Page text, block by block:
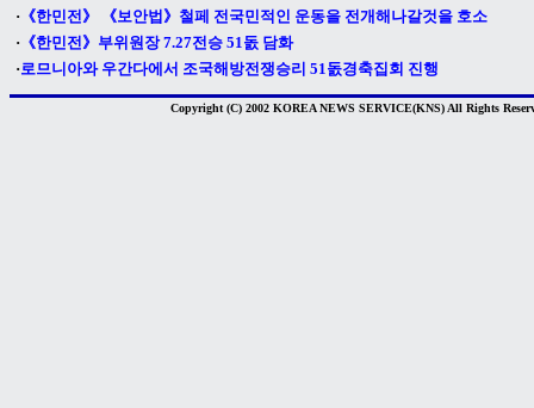
· 《한민전》 《보안법》철페 전국민적인 운동을 전개해나갈것을 호소
· 《한민전》부위원장 7.27전승 51돐 담화
·로므니아와 우간다에서 조국해방전쟁승리 51돐경축집회 진행
Copyright (C) 2002 KOREA NEWS SERVICE(KNS) All Rights